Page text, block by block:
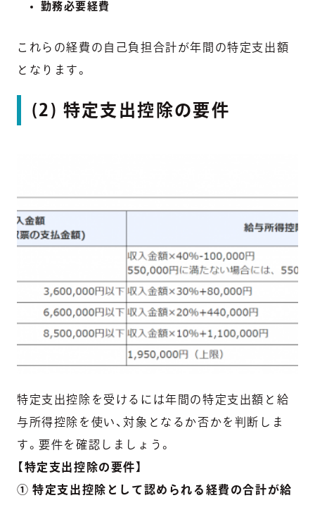
勤務必要経費
これらの経費の自己負担合計が年間の特定支出額
となります。
(2) 特定支出控除の要件
特定支出控除を受けるには年間の特定支出額と給
与所得控除を使い、対象となるか否かを判断しま
す。要件を確認しましょう。
【特定支出控除の要件】
① 特定支出控除として認められる経費の合計が給